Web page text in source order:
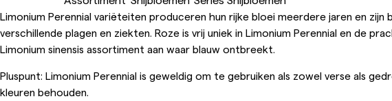
Limonium Perennial variëteiten produceren hun rijke bloei meerdere jaren en
verschillende plagen en ziekten. Roze is vrij uniek in Limonium Perennial en de
Limonium sinensis assortiment aan waar blauw ontbreekt.
Pluspunt: Limonium Perennial is geweldig om te gebruiken als zowel verse als
kleuren behouden.